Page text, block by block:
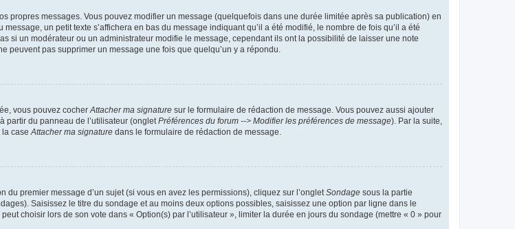
propres messages. Vous pouvez modifier un message (quelquefois dans une durée limitée après sa publication) en
un petit texte s’affichera en bas du message indiquant qu’il a été modifié, le nombre de fois qu’il a été
si un modérateur ou un administrateur modifie le message, cependant ils ont la possibilité de laisser une note
peuvent pas supprimer un message une fois que quelqu’un y a répondu.
vous pouvez cocherAttacher ma signature sur le formulaire de rédaction de message. Vous pouvez aussi ajouter
partir du panneau de l’utilisateur (ongletPréférences du forum --> Modifier les préférences de message). Par la suite,
la caseAttacher ma signature dans le formulaire de rédaction de message.
du premier message d’un sujet (si vous en avez les permissions), cliquez sur l’ongletSondage sous la partie
Saisissez le titre du sondage et au moins deux options possibles, saisissez une option par ligne dans le
choisir lors de son vote dans « Option(s) par l’utilisateur », limiter la durée en jours du sondage (mettre « 0 » pour